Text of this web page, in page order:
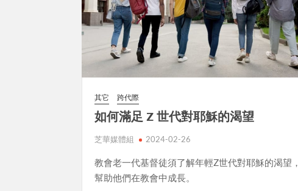
其它 跨代際
如何滿足 Z 世代對耶穌的渴望
芝華媒體組 2024-02-26
教會老一代基督徒須了解年輕Z世代對耶穌的渴望，
幫助他們在教會中成長。